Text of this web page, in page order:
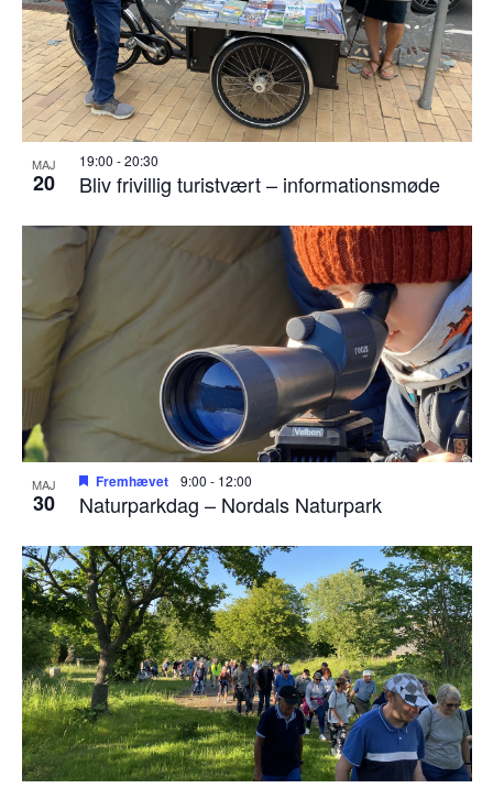
MAJ
20 Bliv frivillig turistvært – informationsmøde
19:00 -20:30
MAJ
30 Naturparkdag – Nordals Naturpark
Fremhævet 9:00 - 12:00